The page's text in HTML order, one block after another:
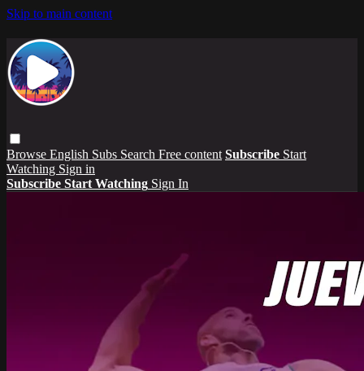
Skip to main content
Browse English Subs Search Free content Subscribe Start
Watching Sign in
Subscribe Start Watching Sign In